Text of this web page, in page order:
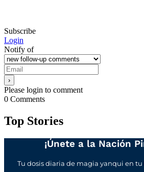
Subscribe
Login
Notify of
Please login to comment
0 Comments
Top Stories
¡Únete a la Nación
Tu dosis diaria de magia yanqui en